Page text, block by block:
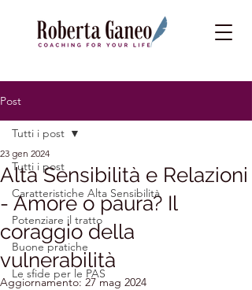
Post
Tutti i post
Caratteristiche Alta Sensibilità
Potenziare il tratto
Buone pratiche
Le sfide per le PAS
Tutti i post
Alta Sensibilità e Relazioni
- Amore o paura? Il
coraggio della
vulnerabilità
23 gen 2024
Aggiornamento: 27 mag 2024